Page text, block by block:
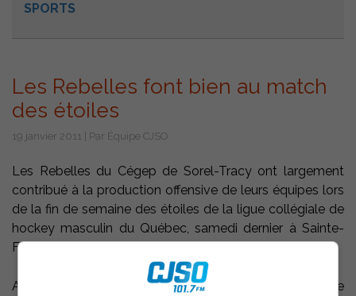
SPORTS
Les Rebelles font bien au match
des étoiles
19 janvier 2011 | Par Équipe CJSO
Les Rebelles du Cégep de Sorel-Tracy ont largement
contribué à la production offensive de leurs équipes lors
de la fin de semaine des étoiles de la ligue collégiale de
hockey masculin du Québec, samedi dernier à Sainte-
Foy.
Au match des vétérans, remporté 16-12 par l’équipe